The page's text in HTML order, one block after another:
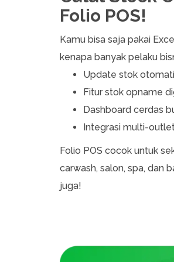
Folio POS!
Kamu bisa saja pakai
kenapa banyak pelaku
Update stok
Fitur stok opname
Dashboard cerdas
Integrasi multi-
Folio POS cocok untuk
carwash, salon, spa, dan
juga!